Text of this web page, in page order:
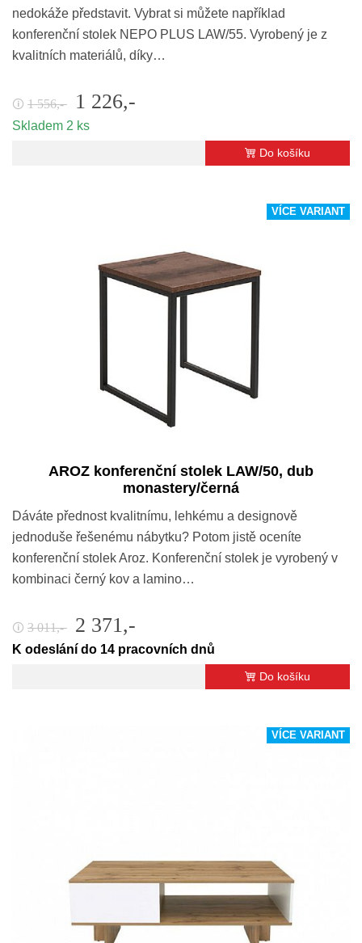
nedokáže představit. Vybrat si můžete například
konferenční stolek NEPO PLUS LAW/55. Vyrobený je z
kvalitních materiálů, díky…
🛈 1 556,- 1 226,-
Skladem 2 ks
Do košíku
VÍCE VARIANT
AROZ konferenční stolek LAW/50, dub
monastery/černá
Dáváte přednost kvalitnímu, lehkému a designově
jednoduše řešenému nábytku? Potom jistě oceníte
konferenční stolek Aroz. Konferenční stolek je vyrobený v
kombinaci černý kov a lamino…
🛈 3 011,- 2 371,-
K odeslání do 14 pracovních dnů
Do košíku
VÍCE VARIANT